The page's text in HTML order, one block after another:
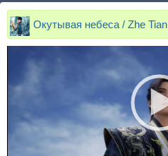
Окутывая небеса / Zhe Tian